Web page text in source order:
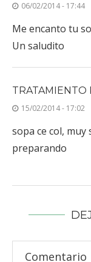
06/02/2014 - 17:44
Me encanto tu
Un saludito
TRATAMIENTO
15/02/2014 - 17:02
sopa ce col, muy
preparando